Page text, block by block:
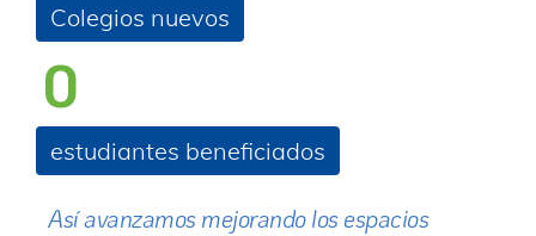
Colegios nuevos
0
estudiantes beneficiados
Así avanzamos mejorando los espacios